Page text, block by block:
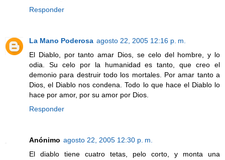
Responder
La Mano Poderosa agosto 22, 2005 12:16 p. m.
El Diablo, por tanto amar Dios, se celo del hombre, y lo
odia. Su celo por la humanidad es tanto, que creo el
demonio para destruir todo los mortales. Por amar tanto a
Dios, el Diablo nos condena. Todo lo que hace el Diablo lo
hace por amor, por su amor por Dios.
Responder
Anónimo agosto 22, 2005 12:30 p. m.
El diablo tiene cuatro tetas, pelo corto, y monta una